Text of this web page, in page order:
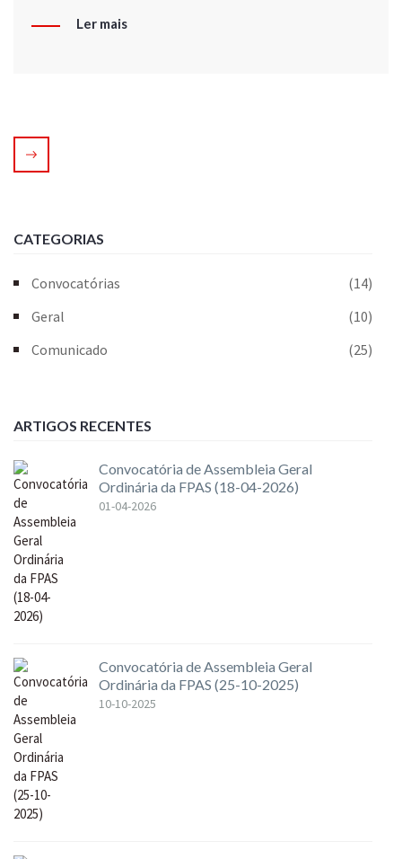
Ler mais
CATEGORIAS
Convocatórias
(14)
Geral
(10)
Comunicado
(25)
ARTIGOS RECENTES
Convocatória de Assembleia Geral
Ordinária da FPAS (18-04-2026)
01-04-2026
Convocatória de Assembleia Geral
Ordinária da FPAS (25-10-2025)
10-10-2025